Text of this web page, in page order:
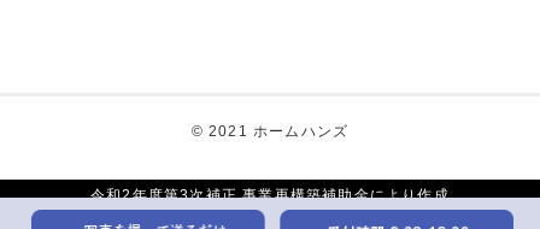
© 2021 ホームハンズ
令和2年度第3次補正 事業再構築補助金により作成